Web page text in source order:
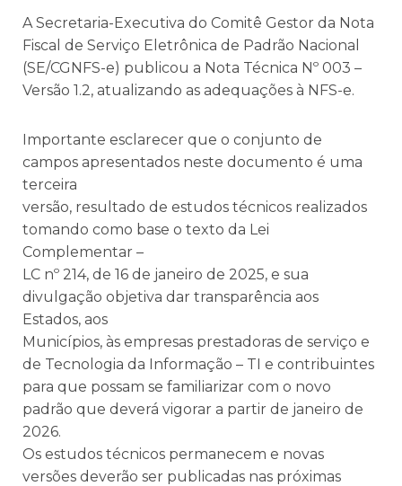
A Secretaria-Executiva do Comitê Gestor da Nota
Fiscal de Serviço Eletrônica de Padrão Nacional
(SE/CGNFS-e) publicou a Nota Técnica Nº 003 –
Versão 1.2, atualizando as adequações à NFS-e.
Importante esclarecer que o conjunto de
campos apresentados neste documento é uma
terceira
versão, resultado de estudos técnicos realizados
tomando como base o texto da Lei
Complementar –
LC nº 214, de 16 de janeiro de 2025, e sua
divulgação objetiva dar transparência aos
Estados, aos
Municípios, às empresas prestadoras de serviço e
de Tecnologia da Informação – TI e contribuintes
para que possam se familiarizar com o novo
padrão que deverá vigorar a partir de janeiro de
2026.
Os estudos técnicos permanecem e novas
versões deverão ser publicadas nas próximas